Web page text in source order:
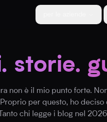
storie.
non è il mio punto forte.
per questo, ho
chi legge i blog nel